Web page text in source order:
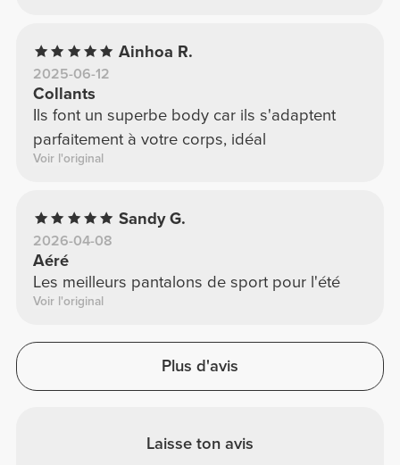
Ainhoa R.
2025-06-12
Collants
Ils font un superbe body car ils s'adaptent
parfaitement à votre corps, idéal
Voir l'original
Sandy G.
2026-04-08
Aéré
Les meilleurs pantalons de sport pour l'été
Voir l'original
Plus d'avis
Laisse ton avis